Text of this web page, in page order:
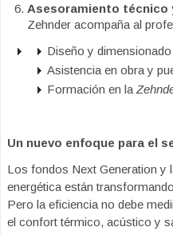
Asesoramiento técnico
Zehnder acompaña al
Diseño y
Asistencia en obra y
Formación en la
Un nuevo enfoque para el
Los fondos Next Generation y
energética están
Pero la eficiencia no debe
el confort térmico, acústico y